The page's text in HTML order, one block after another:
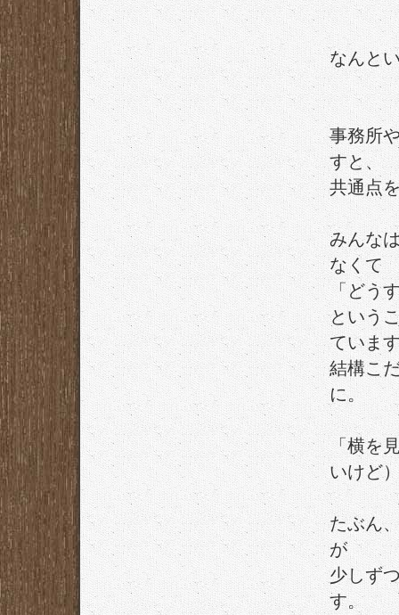
なんと
事務所
すと、
共通点
みんな
なくて
「どう
という
ていま
結構こ
に。
「横を
いけど
たぶん
が
少しず
す。